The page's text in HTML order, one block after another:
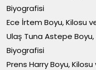
Biyografisi
Ece İrtem Boyu, Kilosu
Ulaş Tuna Astepe Boyu,
Biyografisi
Prens Harry Boyu,